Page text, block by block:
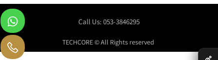
Call Us: 053-3846295